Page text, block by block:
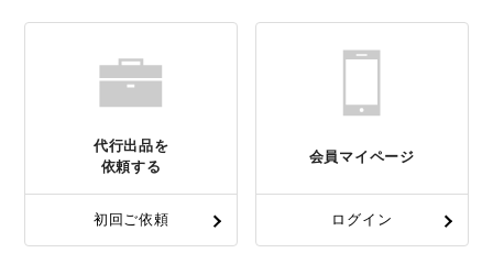
代行出品を
依頼する
初回ご依頼
会員マイページ
ログイン